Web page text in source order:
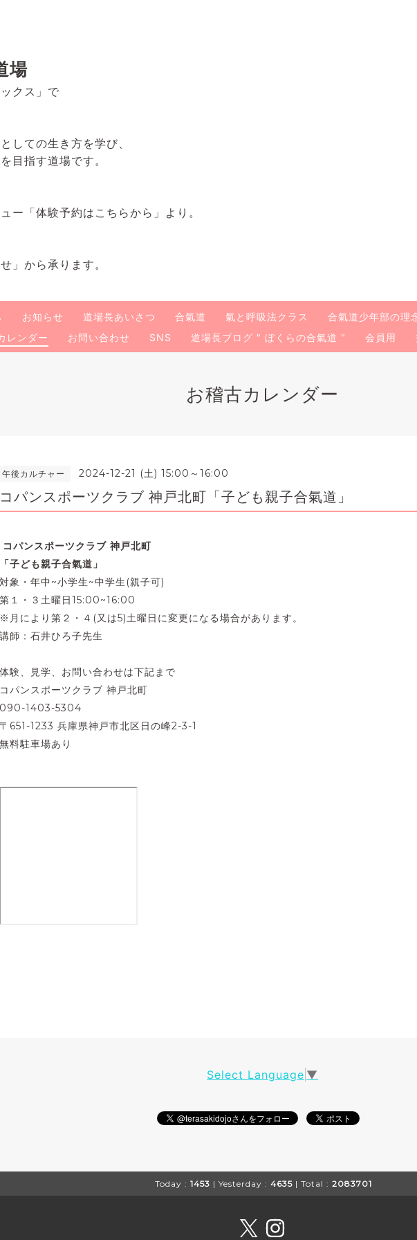
場
クス」で
しての生き方を学び、
目指す道場です。
ー「体験予約はこちらから」より。
」から承ります。
お知らせ 道場長あいさつ 合氣道 氣と呼吸法クラス 合氣道少年部の理
レンダー
お問い合わせ SNS 道場長ブログ " ぼくらの合氣道 " 会員用
お稽古カレンダー
午後カルチャー 2024-12-21 (土) 15:00～16:00
コパンスポーツクラブ 神戸北町「子ども親子合氣道」
コパンスポーツクラブ 神戸北町
「子ども親子合氣道」
対象・年中~小学生~中学生(親子可)
第１・３土曜日15:00~16:00
※月により第２・４(又は5)土曜日に変更になる場合があります。
講師：石井ひろ子先生
体験、見学、お問い合わせは下記まで
コパンスポーツクラブ 神戸北町
090-1403-5304
〒651-1233 兵庫県神戸市北区日の峰2-3-1
無料駐車場あり
Select Language ▼
Today : 1453 | Yesterday : 4635 | Total : 2083701